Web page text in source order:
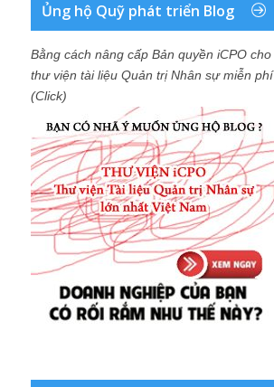
Ủng hộ Quỹ phát triển Blog
Bằng cách nâng cấp Bản quyền iCPO cho
thư viện tài liệu Quản trị Nhân sự miễn phí
(Click)